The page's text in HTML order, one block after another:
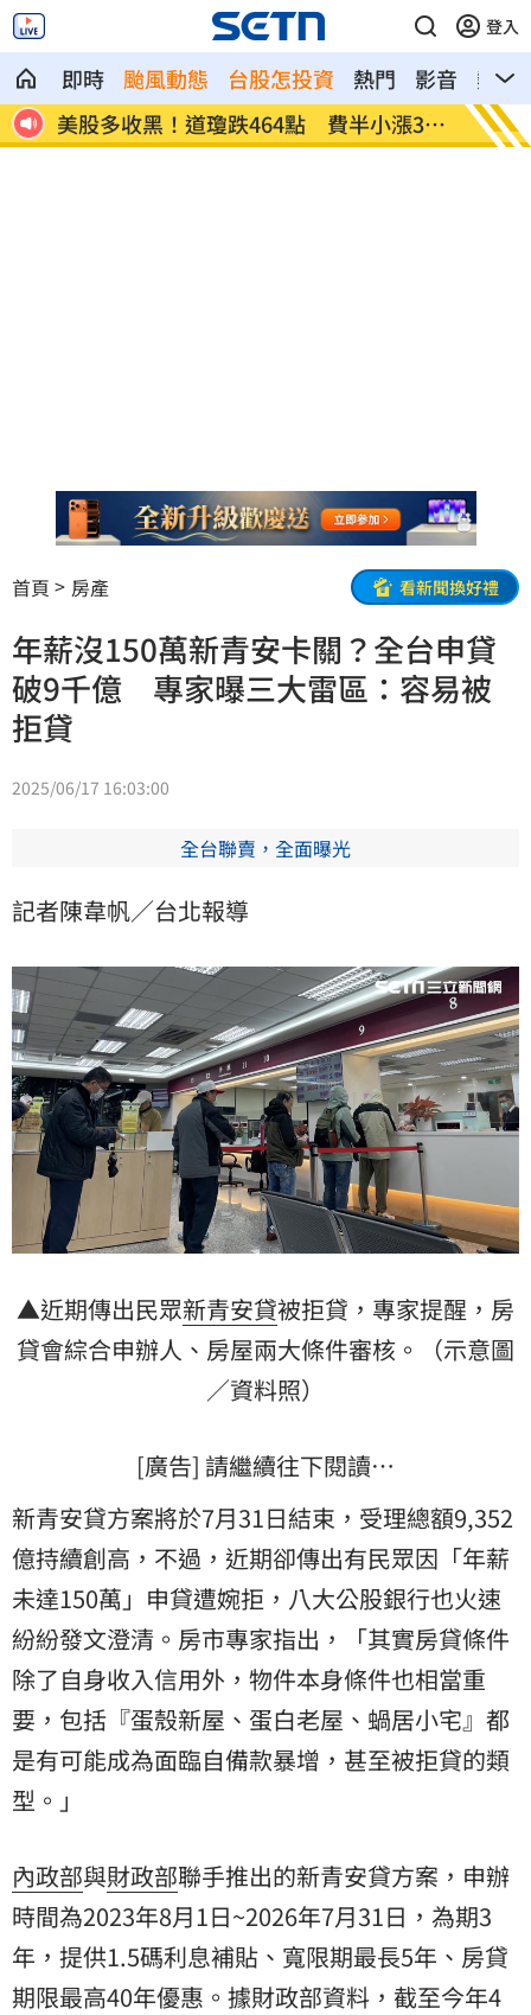
登入
即時 颱風動態 台股怎投資 熱門 影音
熱搜
美股多收黑！道瓊跌464點 費半小漲39
點
今迎
首頁 房產 看新聞換好禮
年薪沒150萬新青安卡關？全台申貸
破9千億 專家曝三大雷區：容易被
拒貸
2025/06/17 16:03:00
全台聯賣，全面曝光
記者陳韋帆／台北報導
▲近期傳出民眾新青安貸被拒貸，專家提醒，房
貸會綜合申辦人、房屋兩大條件審核。（示意圖
／資料照）
[廣告] 請繼續往下閱讀…
新青安貸方案將於7月31日結束，受理總額9,352
億持續創高，不過，近期卻傳出有民眾因「年薪
未達150萬」申貸遭婉拒，八大公股銀行也火速
紛紛發文澄清。房市專家指出，「其實房貸條件
除了自身收入信用外，物件本身條件也相當重
要，包括『蛋殼新屋、蛋白老屋、蝸居小宅』都
是有可能成為面臨自備款暴增，甚至被拒貸的類
型。」
內政部與財政部聯手推出的新青安貸方案，申辦
時間為2023年8月1日~2026年7月31日，為期3
年，提供1.5碼利息補貼、寬限期最長5年、房貸
期限最高40年優惠。據財政部資料，截至今年4